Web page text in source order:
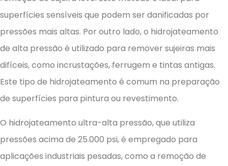
superfícies sensíveis que podem ser danificadas por
pressões mais altas. Por outro lado, o hidrojateamento
de alta pressão é utilizado para remover sujeiras mais
difíceis, como incrustações, ferrugem e tintas antigas.
Este tipo de hidrojateamento é comum na preparação
de superfícies para pintura ou revestimento.
O hidrojateamento ultra-alta pressão, que utiliza
pressões acima de 25.000 psi, é empregado para
aplicações industriais pesadas, como a remoção de